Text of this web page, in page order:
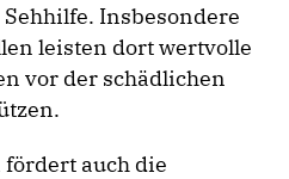
Insbesondere
leisten dort wertvolle
vor der schädlichen
auch die